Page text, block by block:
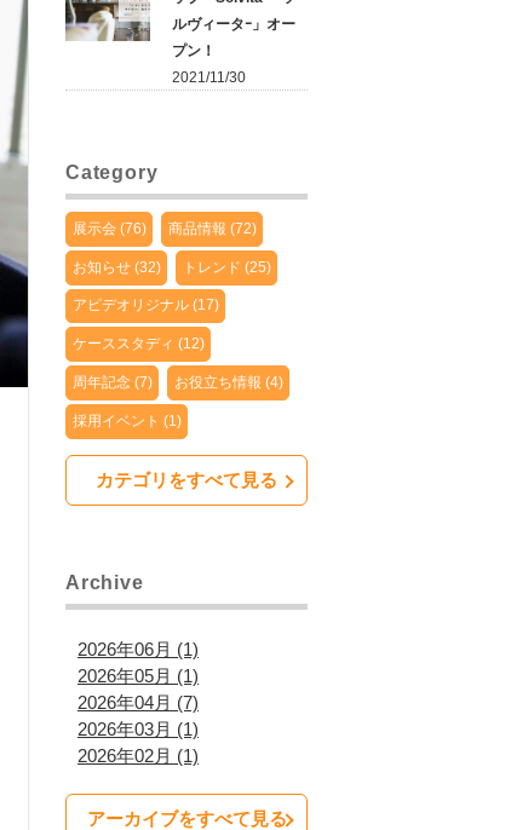
ルヴィータｰ」オー
プン！
2021/11/30
Category
展示会 (76) 商品情報 (72)
お知らせ (32) トレンド (25)
アピデオリジナル (17)
ケーススタディ (12)
周年記念 (7) お役立ち情報 (4)
採用イベント (1)
カテゴリをすべて見る
Archive
2026年06月 (1)
2026年05月 (1)
2026年04月 (7)
2026年03月 (1)
2026年02月 (1)
アーカイブをすべて見る